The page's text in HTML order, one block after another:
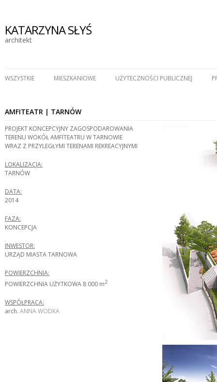
KATARZYNA SŁYŚ
architekt
WSZYSTKIE MIESZKANIOWE UŻYTECZNOŚCI PUBLICZNEJ
AMFITEATR | TARNÓW
PROJEKT KONCEPCYJNY ZAGOSPODAROWANIA
TERENU WOKÓŁ AMFITEATRU W TARNOWIE
WRAZ Z PRZYLEGŁYMI TERENAMI REKREACYJNYMI
LOKALIZACJA:
TARNÓW
DATA:
2014
FAZA:
KONCEPCJA
INWESTOR:
URZĄD MIASTA TARNOWA
POWIERZCHNIA:
POWIERZCHNIA UŻYTKOWA 8 000 m2
WSPÓŁPRACA:
arch. ANNA WODKA